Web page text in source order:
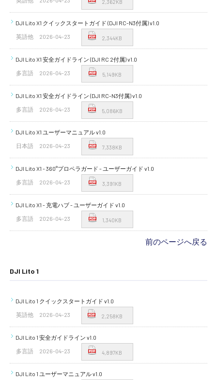
2,362KB
DJI Lito X1 クイックスタートガイド (DJI RC-N3付属) v1.0
英語他
2026-04-23 2,344KB
DJI Lito X1 安全ガイドライン (DJI RC 2付属) v1.0
多言語
2026-04-23 5,149KB
DJI Lito X1 安全ガイドライン (DJI RC-N3付属) v1.0
多言語
2026-04-23 5,086KB
DJI Lito X1 ユーザーマニュアル v1.0
日本語
2026-04-23 7,338KB
DJI Lito X1 - 360°プロペラガード - ユーザーガイド v1.0
多言語
2026-04-23 3,391KB
DJI Lito X1 - 充電ハブ - ユーザーガイド v1.0
多言語
2026-04-23 1,340KB
前のページへ戻る
DJI Lito 1
DJI Lito 1 クイックスタートガイド v1.0
英語他
2026-04-23 2,258KB
DJI Lito 1 安全ガイドライン v1.0
多言語
2026-04-23 4,897KB
DJI Lito 1 ユーザーマニュアル v1.0